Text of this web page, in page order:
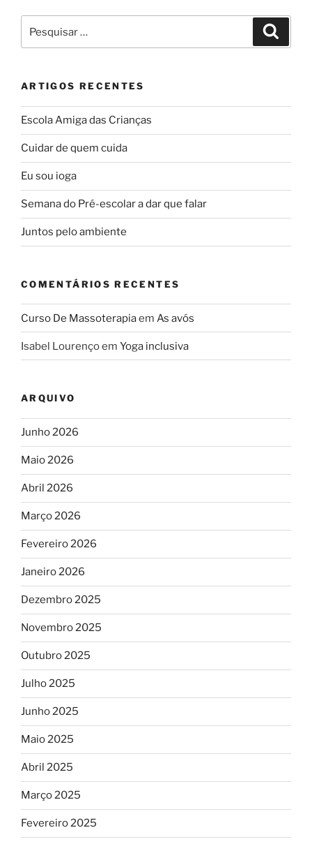
por:
ARTIGOS RECENTES
Escola Amiga das Crianças
Cuidar de quem cuida
Eu sou ioga
Semana do Pré-escolar a dar que falar
Juntos pelo ambiente
COMENTÁRIOS RECENTES
Curso De Massoterapiaem As avós
Isabel Lourençoem Yoga inclusiva
ARQUIVO
Junho 2026
Maio 2026
Abril 2026
Março 2026
Fevereiro 2026
Janeiro 2026
Dezembro 2025
Novembro 2025
Outubro 2025
Julho 2025
Junho 2025
Maio 2025
Abril 2025
Março 2025
Fevereiro 2025